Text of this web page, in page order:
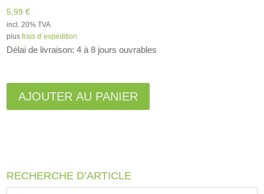
5,99€
incl. 20% TVA
plusfrais d´expédition
Délai de livraison: 4 à 8 jours ouvrables
AJOUTER AU PANIER
RECHERCHE D’ARTICLE